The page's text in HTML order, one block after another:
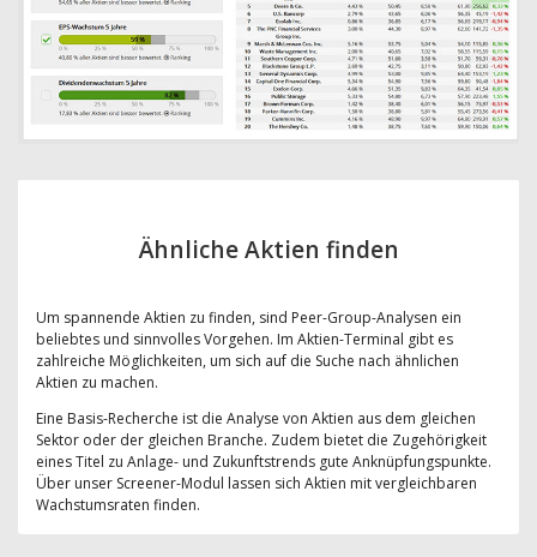
Ähnliche Aktien finden
Um spannende Aktien zu finden, sind Peer-Group-Analysen ein
beliebtes und sinnvolles Vorgehen. Im Aktien-Terminal gibt es
zahlreiche Möglichkeiten, um sich auf die Suche nach ähnlichen
Aktien zu machen.
Eine Basis-Recherche ist die Analyse von Aktien aus dem gleichen
Sektor oder der gleichen Branche. Zudem bietet die Zugehörigkeit
eines Titel zu Anlage- und Zukunftstrends gute Anknüpfungspunkte.
Über unser Screener-Modul lassen sich Aktien mit vergleichbaren
Wachstumsraten finden.